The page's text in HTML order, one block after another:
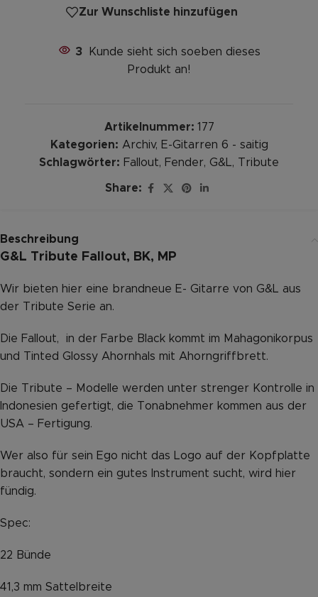
Zur Wunschliste hinzufügen
3
Kunde sieht sich soeben dieses
Produkt an!
Artikelnummer: 177
Kategorien: Archiv, E-Gitarren 6 - saitig
Schlagwörter: Fallout, Fender, G&L, Tribute
Share:
Beschreibung
G&L Tribute Fallout, BK, MP
Wir bieten hier eine brandneue E- Gitarre von G&L aus
der Tribute Serie an.
Die Fallout, in der Farbe Black kommt im Mahagonikorpus
und Tinted Glossy Ahornhals mit Ahorngriffbrett.
Die Tribute – Modelle werden unter strenger Kontrolle in
Indonesien gefertigt, die Tonabnehmer kommen aus der
USA – Fertigung.
Wer also für sein Ego nicht das Logo auf der Kopfplatte
braucht, sondern ein gutes Instrument sucht, wird hier
fündig.
Spec:
22 Bünde
41,3 mm Sattelbreite